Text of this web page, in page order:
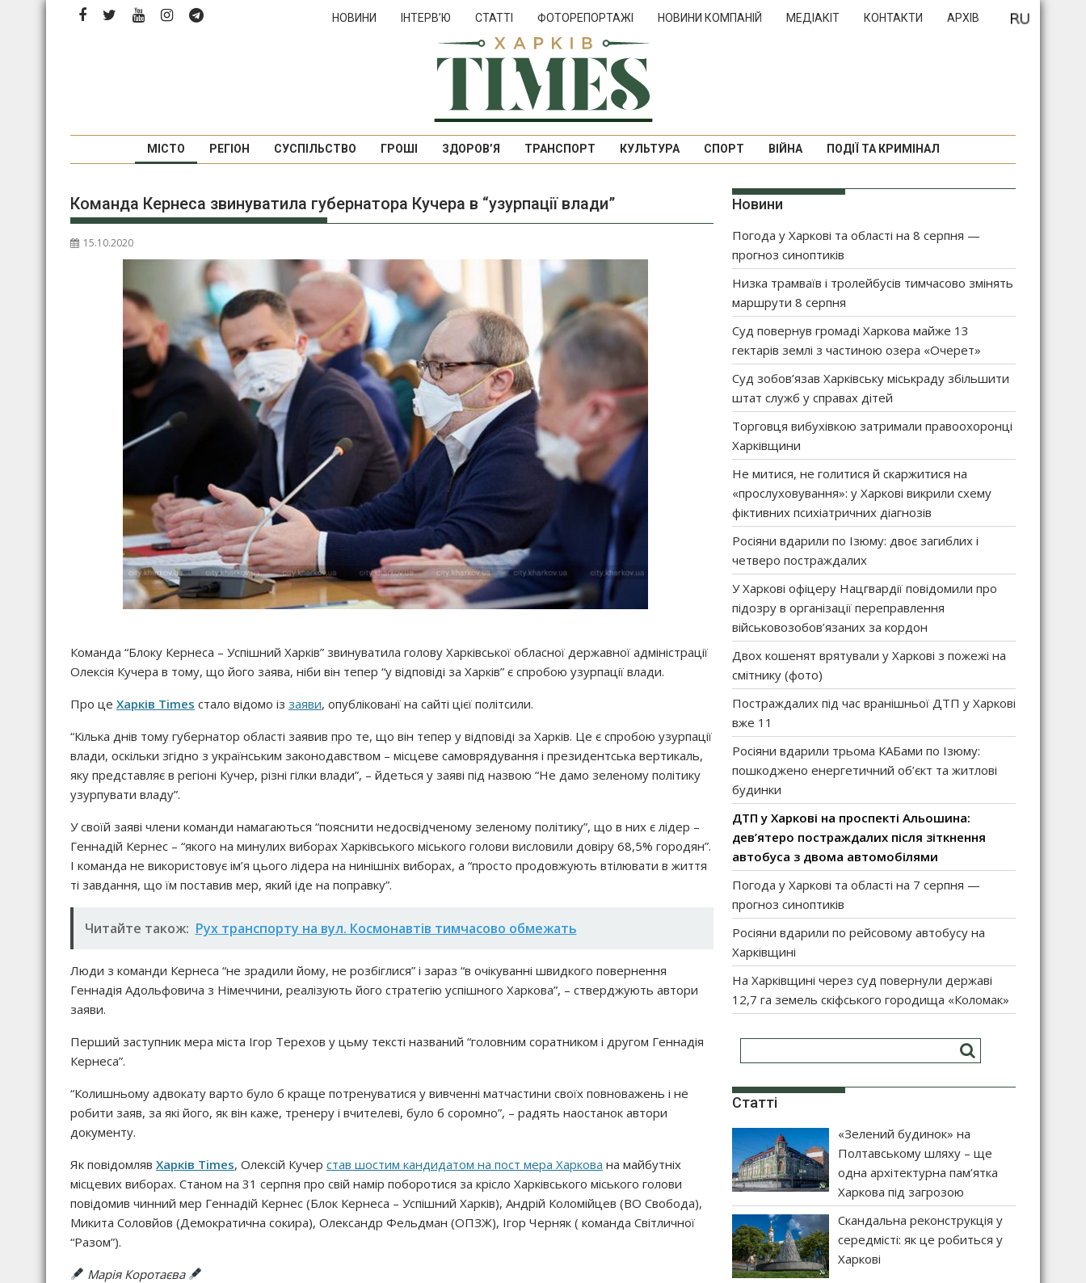
Перейти
НОВИНИ ІНТЕРВ’Ю СТАТТІ ФОТОРЕПОРТАЖІ НОВИНИ КОМПАНІЙ МЕДІАКІТ КОНТАКТИ АРХІВ
МІСТО РЕГІОН СУСПІЛЬСТВО ГРОШІ ЗДОРОВ’Я ТРАНСПОРТ КУЛЬТУРА СПОРТ ВІЙНА ПОДІЇ ТА КРИМІНАЛ
Команда Кернеса звинуватила губернатора Кучера в “узурпації влади”
15.10.2020
Команда “Блоку Кернеса – Успішний Харків” звинуватила голову Харківської обласної державної адміністрації
Олексія Кучера в тому, що його заява, ніби він тепер “у відповіді за Харків” є спробою узурпації влади.
Про це Харків Times стало відомо із заяви, опублікованї на сайті цієї політсили.
“Кілька днів тому губернатор області заявив про те, що він тепер у відповіді за Харків. Це є спробою узурпації
влади, оскільки згідно з українським законодавством – місцеве самоврядування і президентська вертикаль,
яку представляє в регіоні Кучер, різні гілки влади”, – йдеться у заяві під назвою “Не дамо зеленому політику
узурпувати владу”.
У своїй заяві члени команди намагаються “пояснити недосвідченому зеленому політику”, що в них є лідер –
Геннадій Кернес – “якого на минулих виборах Харківського міського голови висловили довіру 68,5% городян”.
І команда не використовує ім’я цього лідера на нинішніх виборах, а “просто продовжують втілювати в життя
ті завдання, що їм поставив мер, який іде на поправку”.
Читайте також: Рух транспорту на вул. Космонавтів тимчасово обмежать
Люди з команди Кернеса “не зрадили йому, не розбіглися” і зараз “в очікуванні швидкого повернення
Геннадія Адольфовича з Німеччини, реалізують його стратегію успішного Харкова”, – стверджують автори
заяви.
Перший заступник мера міста Ігор Терехов у цьму тексті названий “головним соратником і другом Геннадія
Кернеса”.
“Колишньому адвокату варто було б краще потренуватися у вивченні матчастини своїх повноважень і не
робити заяв, за які його, як він каже, тренеру і вчителеві, було б соромно”, – радять наостанок автори
документу.
Як повідомляв Харків Times, Олексій Кучер став шостим кандидатом на пост мера Харкова на майбутніх
місцевих виборах. Станом на 31 серпня про свій намір поборотися за крісло Харківського міського голови
повідомив чинний мер Геннадій Кернес (Блок Кернеса – Успішний Харків), Андрій Коломійцев (ВО Свобода),
Микита Соловйов (Демократична сокира), Олександр Фельдман (ОПЗЖ), Ігор Черняк ( команда Світличної
“Разом”).
Марія Коротаєва
Новини
Погода у Харкові та області на 8 серпня —
прогноз синоптиків
Низка трамваїв і тролейбусів тимчасово змінять
маршрути 8 серпня
Суд повернув громаді Харкова майже 13
гектарів землі з частиною озера «Очерет»
Суд зобов’язав Харківську міськраду збільшити
штат служб у справах дітей
Торговця вибухівкою затримали правоохоронці
Харківщини
Не митися, не голитися й скаржитися на
«прослуховування»: у Харкові викрили схему
фіктивних психіатричних діагнозів
Росіяни вдарили по Ізюму: двоє загиблих і
четверо постраждалих
У Харкові офіцеру Нацгвардії повідомили про
підозру в організації переправлення
військовозобов’язаних за кордон
Двох кошенят врятували у Харкові з пожежі на
смітнику (фото)
Постраждалих під час вранішньої ДТП у Харкові
вже 11
Росіяни вдарили трьома КАБами по Ізюму:
пошкоджено енергетичний об’єкт та житлові
будинки
ДТП у Харкові на проспекті Альошина:
дев’ятеро постраждалих після зіткнення
автобуса з двома автомобілями
Погода у Харкові та області на 7 серпня —
прогноз синоптиків
Росіяни вдарили по рейсовому автобусу на
Харківщині
На Харківщині через суд повернули державі
12,7 га земель скіфського городища «Коломак»
Статті
«Зелений будинок» на
Полтавському шляху – ще
одна архітектурна пам’ятка
Харкова під загрозою
Скандальна реконструкція у
середмісті: як це робиться у
Харкові